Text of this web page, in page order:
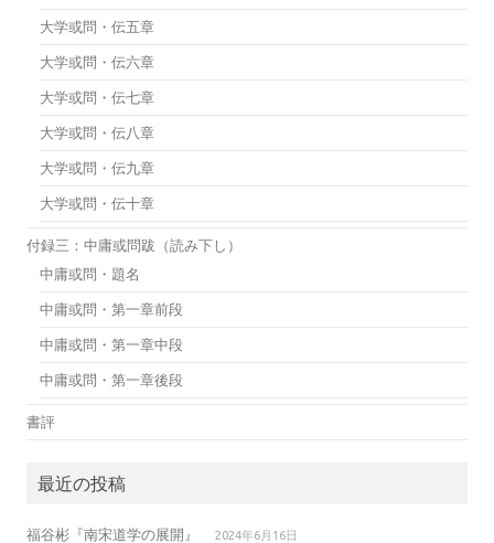
大学或問・伝五章
大学或問・伝六章
大学或問・伝七章
大学或問・伝八章
大学或問・伝九章
大学或問・伝十章
付録三：中庸或問跋（読み下し）
中庸或問・題名
中庸或問・第一章前段
中庸或問・第一章中段
中庸或問・第一章後段
書評
最近の投稿
福谷彬『南宋道学の展開』 2024年6月16日